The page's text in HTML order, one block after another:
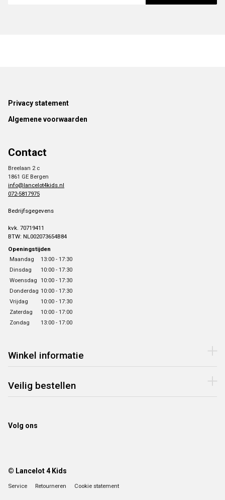
Footer
Privacy statement
Algemene voorwaarden
Contact
Breelaan 2 c
1861 GE Bergen
info@lancelot4kids.nl
072-5817975
Bedrijfsgegevens
kvk. 70719411
BTW: NL002073654B84
Openingstijden
Maandag
13:00 - 17:30
Dinsdag
10:00 - 17:30
Woensdag 10:00 - 17:30
Donderdag 10:00 - 17:30
Vrijdag
10:00 - 17:30
Zaterdag
10:00 - 17:00
Zondag
13:00 - 17:00
Winkel informatie
Veilig bestellen
Volg ons
© Lancelot 4 Kids
Service Retourneren Cookie statement